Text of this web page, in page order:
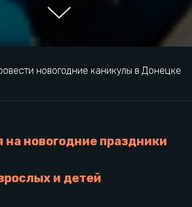
новогодние каникулы в Донецке
новогодние праздники
и детей